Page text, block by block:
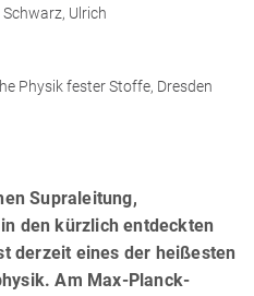
Ulrich
Physik fester Stoffe, Dresden
Supraleitung,
den kürzlich entdeckten
derzeit eines der heißesten
Am Max-Planck-